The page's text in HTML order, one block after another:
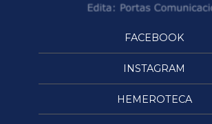
FACEBOOK
INSTAGRAM
HEMEROTECA